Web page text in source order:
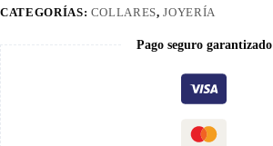
CATEGORÍAS: COLLARES,JOYERÍA
Pago seguro garantizado